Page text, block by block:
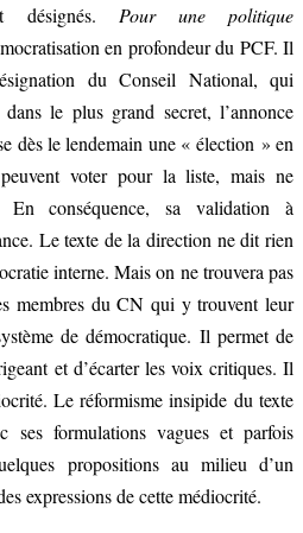
désignés. Pour une politique
en profondeur du PCF. Il
du Conseil National, qui
le plus grand secret, l’annonce
dès le lendemain une « élection » en
voter pour la liste, mais ne
conséquence, sa validation à
Le texte de la direction ne dit rien
interne. Mais on ne trouvera pas
membres du CN qui y trouvent leur
de démocratique. Il permet de
et d’écarter les voix critiques. Il
Le réformisme insipide du texte
ses formulations vagues et parfois
propositions au milieu d’un
expressions de cette médiocrité.